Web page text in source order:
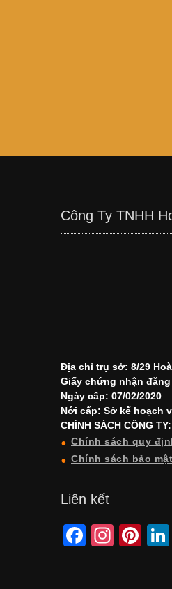
Công Ty TNHH
Địa chỉ trụ sở: 8/29
Giấy chứng nhận
Ngày cấp: 07/02/2020
Nới cấp: Sở kế hoạch
CHÍNH SÁCH CÔNG TY:
Chính sách quy
Chính sách bảo
Liên kết
F
In
Pi